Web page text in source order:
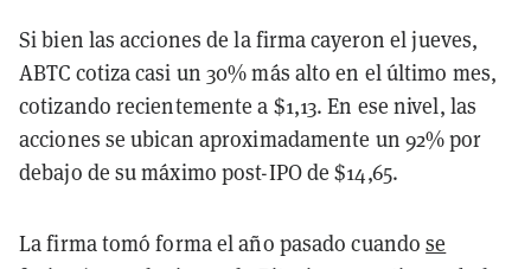
Si bien las acciones de la firma cayeron el jueves,
ABTC cotiza casi un 30% más alto en el último mes,
cotizando recientemente a $1,13. En ese nivel, las
acciones se ubican aproximadamente un 92% por
debajo de su máximo post-IPO de $14,65.
La firma tomó forma el año pasado cuandose